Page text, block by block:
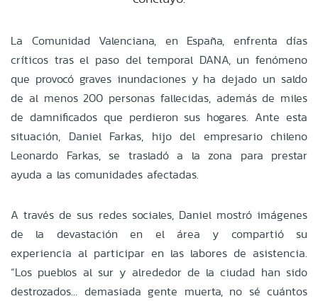
La Comunidad Valenciana, en España, enfrenta días
críticos tras el paso del temporal DANA, un fenómeno
que provocó graves inundaciones y ha dejado un saldo
de al menos 200 personas fallecidas, además de miles
de damnificados que perdieron sus hogares. Ante esta
situación, Daniel Farkas, hijo del empresario chileno
Leonardo Farkas, se trasladó a la zona para prestar
ayuda a las comunidades afectadas.
A través de sus redes sociales, Daniel mostró imágenes
de la devastación en el área y compartió su
experiencia al participar en las labores de asistencia.
“Los pueblos al sur y alrededor de la ciudad han sido
destrozados… demasiada gente muerta, no sé cuántos